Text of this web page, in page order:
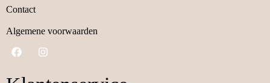
Contact
Algemene voorwaarden